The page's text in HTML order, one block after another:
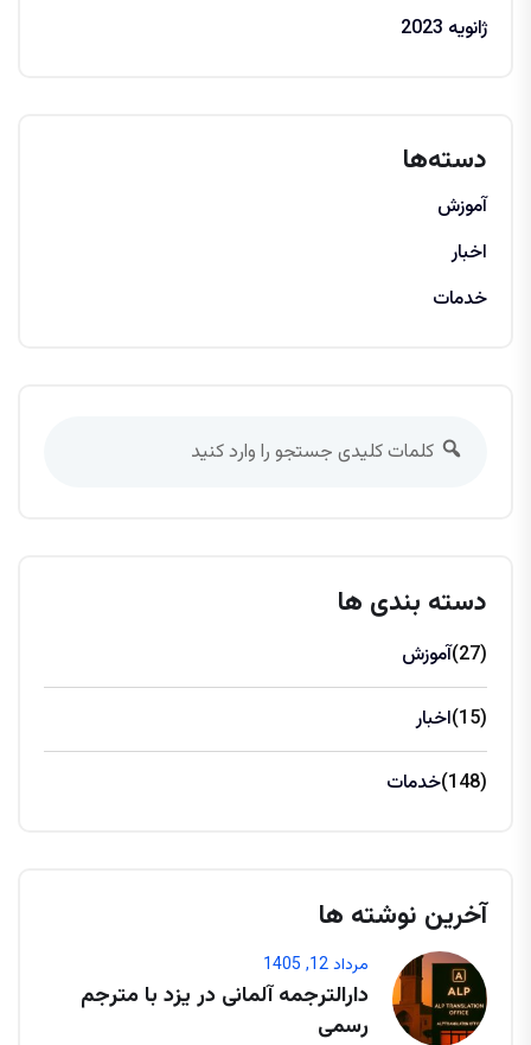
ژانویه 2023
دسته‌ها
آموزش
اخبار
خدمات
دسته بندی ها
آموزش (27)
اخبار (15)
خدمات (148)
آخرین نوشته ها
مرداد 12, 1405
دارالترجمه آلمانی در یزد با مترجم
رسمی